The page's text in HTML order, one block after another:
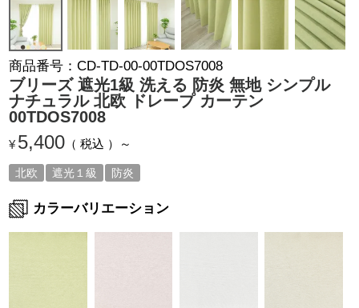
商品番号 CD-TD-00-00TDOS7008
ブリーズ 遮光1級 洗える 防炎 無地 シンプル
ナチュラル 北欧 ドレープ カーテン
00TDOS7008
¥ 5,400 税込
北欧 遮光１級 防炎
カラーバリエーション